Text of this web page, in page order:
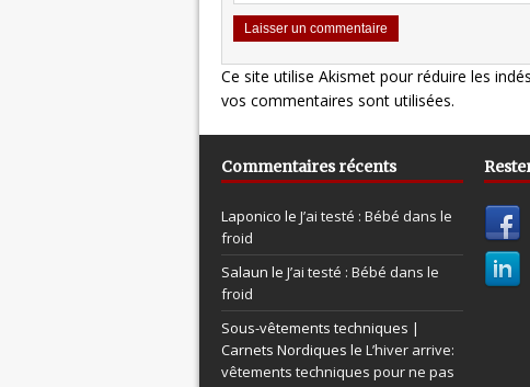
Ce site utilise Akismet pour réduire les
vos commentaires sont utilisées.
Commentaires récents
Laponico le J’ai testé : Bébé dans le
froid
Salaun le J’ai testé : Bébé dans le
froid
Sous-vêtements techniques |
Carnets Nordiques le L’hiver arrive:
vêtements techniques pour ne pas